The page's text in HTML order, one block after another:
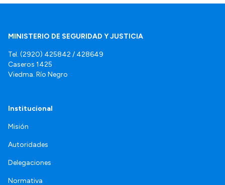
MINISTERIO DE SEGURIDAD Y JUSTICIA
Tel. (2920) 425842 / 428649
Caseros 1425
Viedma. Río Negro
Institucional
Misión
Autoridades
Delegaciones
Normativa